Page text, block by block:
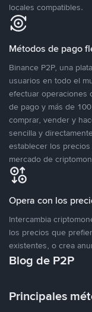
locales compatibles.
Métodos de pago
Binance P2P, una
usuarios en todo el
efectuar operaciones
de pago y más de
comprar, vender y
sencilla y
establecer los
mercado de
Opera con los
Intercambia
los precios que
existentes, o crea
Blog de P2P
Principales